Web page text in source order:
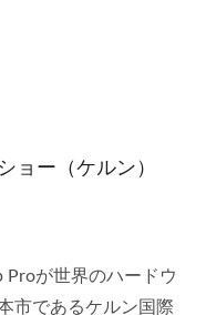
ョー（ケルン）
Proが世界のハードウ
市であるケルン国際